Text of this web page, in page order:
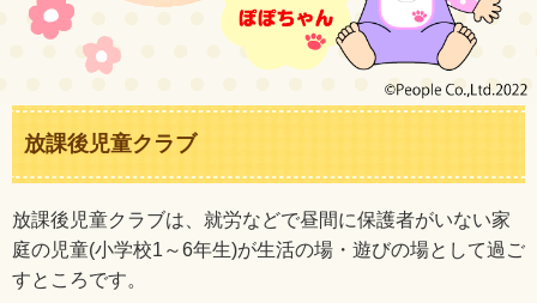
放課後児童クラブ
放課後児童クラブは、就労などで昼間に保護者がいない家
庭の児童(小学校1～6年生)が生活の場・遊びの場として過ご
すところです。